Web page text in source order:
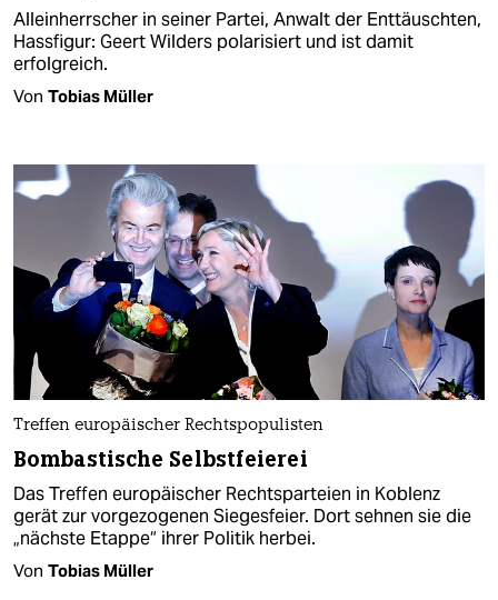
Alleinherrscher in seiner Partei, Anwalt der Enttäuschten,
Hassfigur: Geert Wilders polarisiert und ist damit
erfolgreich.
Von Tobias Müller
Treffen europäischer Rechtspopulisten
Bombastische Selbstfeierei
Das Treffen europäischer Rechtsparteien in Koblenz
gerät zur vorgezogenen Siegesfeier. Dort sehnen sie die
„nächste Etappe“ ihrer Politik herbei.
Von Tobias Müller